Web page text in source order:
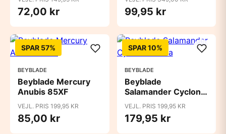
72,00 kr 99,95 kr
SPAR 57%
BEYBLADE
Beyblade Mercury
Anubis 85XF
VEJL. PRIS 199,95 KR
85,00 kr
SPAR 10%
BEYBLADE
Beyblade
Salamander Cyclone
Arena
VEJL. PRIS 199,95 KR
179,95 kr